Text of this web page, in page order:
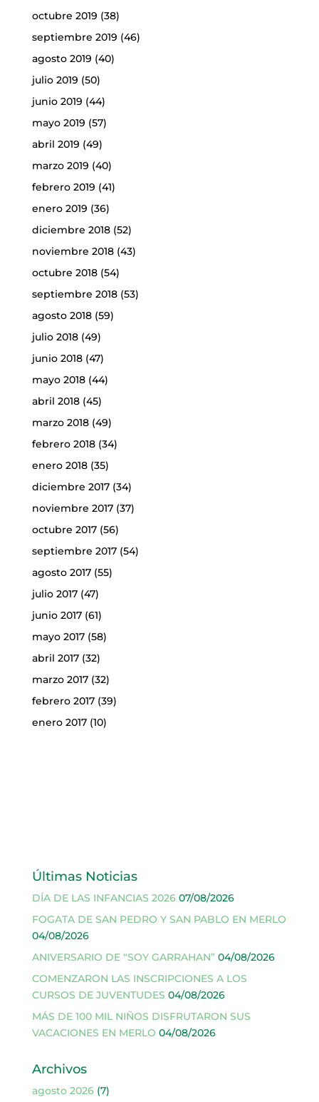
octubre 2019 (38)
septiembre 2019 (46)
agosto 2019 (40)
julio 2019 (50)
junio 2019 (44)
mayo 2019 (57)
abril 2019 (49)
marzo 2019 (40)
febrero 2019 (41)
enero 2019 (36)
diciembre 2018(52)
noviembre 2018(43)
octubre 2018(54)
septiembre 2018(53)
agosto 2018(59)
julio 2018(49)
junio 2018(47)
mayo 2018(44)
abril 2018(45)
marzo 2018(49)
febrero 2018(34)
enero 2018(35)
diciembre 2017(34)
noviembre 2017(37)
octubre 2017(56)
septiembre 2017(54)
agosto 2017(55)
julio 2017(47)
junio 2017(61)
mayo 2017(58)
abril 2017(32)
marzo 2017(32)
febrero 2017(39)
enero 2017(10)
Últimas Noticias
DÍA DE LAS INFANCIAS 2026 07/08/2026
FOGATA DE SAN PEDRO Y SAN PABLO EN MERLO
04/08/2026
ANIVERSARIO DE “SOY GARRAHAN” 04/08/2026
COMENZARON LAS INSCRIPCIONES A LOS
CURSOS DE JUVENTUDES 04/08/2026
MÁS DE 100 MIL NIÑOS DISFRUTARON SUS
VACACIONES EN MERLO 04/08/2026
Archivos
agosto 2026(7)